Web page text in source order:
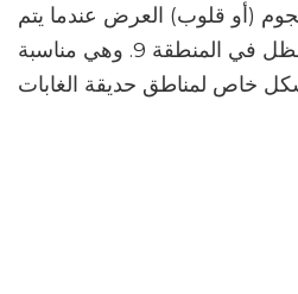
(أو قلوب) العرض عندما يتم
تضمينها في حديقة الظل في المنطقة 9. وهي مناسبة